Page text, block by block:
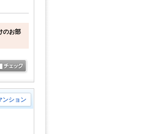
のお部
ンション